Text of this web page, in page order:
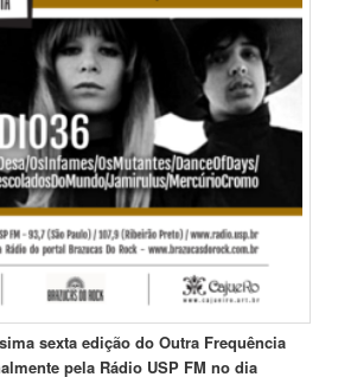
sexta edição do Outra Frequência
pela Rádio USP FM no dia